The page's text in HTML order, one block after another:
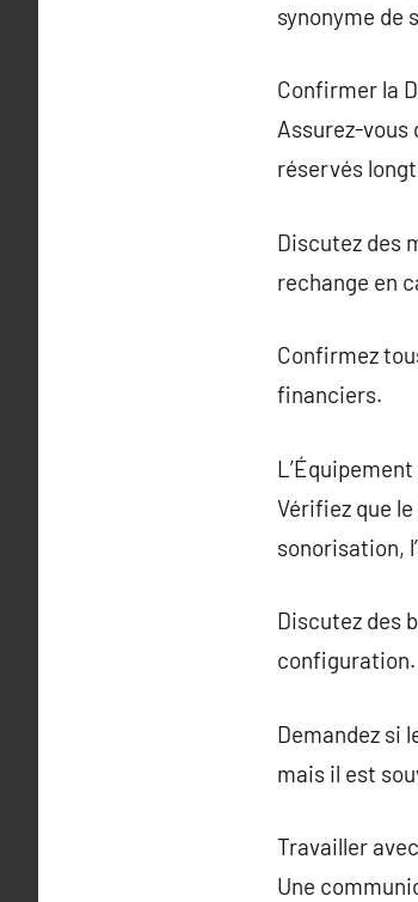
synonyme de
Confirmer la
Assurez-vous
réservés
Discutez des
rechange en
Confirmez
financiers.
Vérifiez que
sonorisation,
Discutez des
configuration.
Demandez si
mais il est
Travailler
Une